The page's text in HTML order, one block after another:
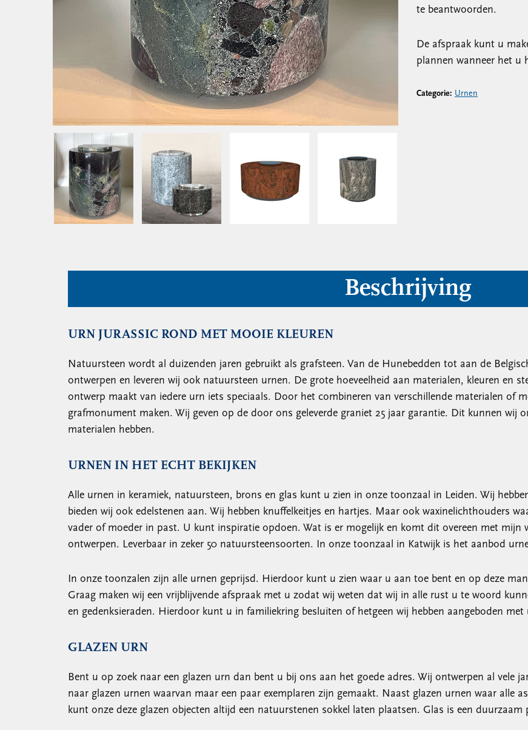
te beantwoorden.
De afspraak kunt u
plannen wanneer het u
Categorie: Urnen
Beschrijving
URN JURASSIC ROND MET MOOIE KLEUREN
Natuursteen wordt al duizenden jaren gebruikt als grafsteen. Van de Hunebedden tot aan de
ontwerpen en leveren wij ook natuursteen urnen. De grote hoeveelheid aan materialen, kleuren en
ontwerp maakt van iedere urn iets speciaals. Door het combineren van verschillende materialen of
grafmonument maken. Wij geven op de door ons geleverde graniet 25 jaar garantie. Dit kunnen wij
materialen hebben.
URNEN IN HET ECHT BEKIJKEN
Alle urnen in keramiek, natuursteen, brons en glas kunt u zien in onze toonzaal in Leiden. Wij
bieden wij ook edelstenen aan. Wij hebben knuffelkeitjes en hartjes. Maar ook waxinelichthouders
vader of moeder in past. U kunt inspiratie opdoen. Wat is er mogelijk en komt dit overeen met mijn
ontwerpen. Leverbaar in zeker 50 natuursteensoorten. In onze toonzaal in Katwijk is het aanbod
In onze toonzalen zijn alle urnen geprijsd. Hierdoor kunt u zien waar u aan toe bent en op deze
Graag maken wij een vrijblijvende afspraak met u zodat wij weten dat wij in alle rust u te woord
en gedenksieraden. Hierdoor kunt u in familiekring besluiten of hetgeen wij hebben aangeboden met
GLAZEN URN
Bent u op zoek naar een glazen urn dan bent u bij ons aan het goede adres. Wij ontwerpen al vele
naar glazen urnen waarvan maar een paar exemplaren zijn gemaakt. Naast glazen urnen waar alle
kunt onze deze glazen objecten altijd een natuurstenen sokkel laten plaatsen. Glas is een duurzaam